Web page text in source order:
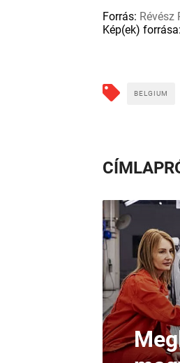
Forrás: Révész
Kép(ek) forrása:
BELGIUM